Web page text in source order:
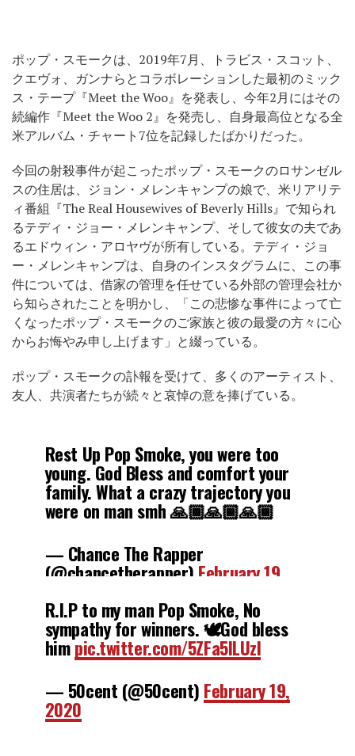
ポップ・スモークは、2019年7月、トラビス・スコット、
クエヴォ、ガンナらとコラボレーションした最初のミック
ス・テープ『Meet the Woo』を発表し、今年2月にはその
続編作『Meet the Woo 2』を発売し、自身最高位となる全
米アルバム・チャート7位を記録したばかりだった。
今回の射殺事件が起こったポップ・スモークのロサンゼル
スの住居は、ジョン・メレンキャンプの娘で、米リアリテ
ィ番組『The Real Housewives of Beverly Hills』で知られ
るテディ・ジョー・メレンキャンプ、そして彼女の夫であ
るエドウィン・アロヤヴが所有している。テディ・ジョ
ー・メレンキャンプは、自身のインスタグラムに、この事
件については、借家の管理を任せている外部の管理会社か
ら知らされたことを明かし、「この悲惨な事件によって亡
くなったポップ・スモークのご家族と彼の最愛の方々に心
からお悔やみ申し上げます」と綴っている。
ポップ・スモークの訃報を受けて、多くのアーティスト、
友人、共演者たちが続々と哀悼の意を捧げている。
Rest Up Pop Smoke, you were too
young. God Bless and comfort your
family. What a crazy trajectory you
were on man smh 🙏🏾🙏🏾🙏🏾
— Chance The Rapper
(@chancetherapper) February 19,
R.I.P to my man Pop Smoke, No
sympathy for winners. 🕊God bless
himpic.twitter.com/5ZFa5ILUzl
— 50cent (@50cent) February 19,
2020